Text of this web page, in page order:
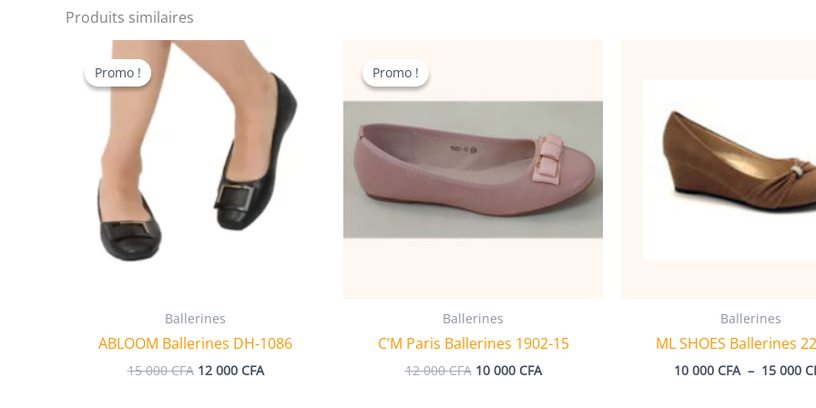
Produits similaires
Promo !
Promo !
Ballerines
ABLOOM Ballerines DH-1086
15 000CFA Le
12 000 CFALe
Promo !
Promo !
Ballerines
C’M Paris Ballerines 1902-15
12 000CFA Le
10 000 CFALe
Ballerines
ML SHOES Ballerines
10 000 CFA – 15 000